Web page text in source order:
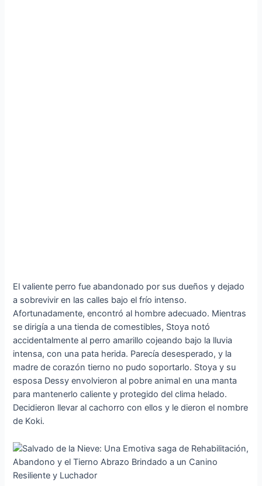
El valiente perro fue abandonado por sus dueños y dejado
a sobrevivir en las calles bajo el frío intenso.
Afortunadamente, encontró al hombre adecuado. Mientras
se dirigía a una tienda de comestibles, Stoya notó
accidentalmente al perro amarillo cojeando bajo la lluvia
intensa, con una pata herida. Parecía desesperado, y la
madre de corazón tierno no pudo soportarlo. Stoya y su
esposa Dessy envolvieron al pobre animal en una manta
para mantenerlo caliente y protegido del clima helado.
Decidieron llevar al cachorro con ellos y le dieron el nombre
de Koki.